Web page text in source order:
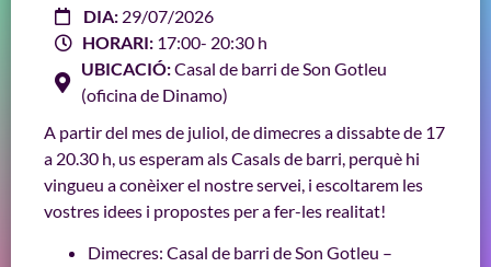
DIA: 29/07/2026
HORARI: 17:00- 20:30 h
UBICACIÓ:Casal de barri de Son Gotleu
(oficina de Dinamo)
A partir del mes de juliol, de dimecres a dissabte de 17
a 20.30 h, us esperam als Casals de barri, perquè hi
vingueu a conèixer el nostre servei, i escoltarem les
vostres idees i propostes per a fer-les realitat!
Dimecres: Casal de barri de Son Gotleu –